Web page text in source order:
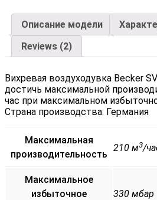
Описание модели
Reviews (2)
Вихревая воздуходувка Becker
достичь максимальной
час при максимальном
Страна производства: Германия
Максимальная
производительность
210 м3/
Максимальное
избыточное
330 мбар